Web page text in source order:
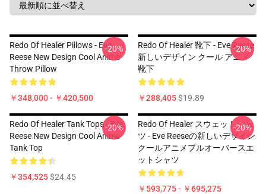
Redo Of Healer Pillows - Eve
Reese New Design Cool Anime
Throw Pillow
￥348,000 - ￥420,500
-20%
Redo Of Healer 靴下 - Eve Reese
新しいデザイン クール アニメ
靴下
￥288,405$19.89
-20%
Redo Of Healer Tank Tops - Eve
Reese New Design Cool Anime
Tank Top
￥354,525$24.45
-20%
Redo Of Healer スウェットシャ
ツ - Eve Reeseの新しいデザイン
クールアニメプルオーバースエ
ットシャツ
￥593,775 - ￥695,275
-20%